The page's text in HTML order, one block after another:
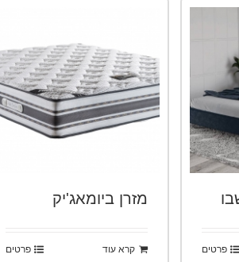
מזרן ביומאג'יק
קרא עוד פרטים פרטים